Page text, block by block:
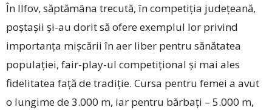
În Ilfov, săptămâna trecută, în competiția județeană,
poștașii ­și-au dorit să ofere exemplul lor privind
importanța mișcării în aer liber pentru sănătatea
populației, fair-play-ul competițional și mai ales
fidelitatea față de tradiție. Cursa pentru femei a avut
o lungime de 3.000 m, iar pentru bărbați – 5.000 m,